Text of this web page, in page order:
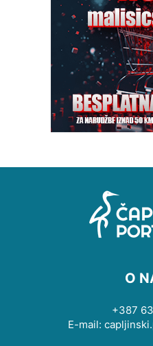
O
+387
E-mail: